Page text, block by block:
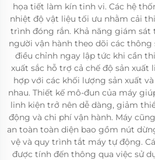
họa tiết làm kín tinh vi. Các hệ
nhiệt độ vật liệu tối ưu nhằm cải
trình đóng rắn. Khả năng giám
người vận hành theo dõi các thông
điều chỉnh ngay lập tức khi cần
xuất sắc hỗ trợ cả chế độ sản xuất
hợp với các khối lượng sản xuất
nhau. Thiết kế mô-đun của máy
linh kiện trở nên dễ dàng, giảm
động và chi phí vận hành. Máy
an toàn toàn diện bao gồm nút
vệ và quy trình tắt máy tự động.
được tính đến thông qua việc sử